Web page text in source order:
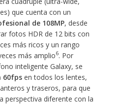
que cuenta con un
de 108MP, desde
fotos HDR de 12 bits con
más ricos y un rango
más amplio6. Por
inteligente Galaxy, se
60fpsen todos los lentes,
y traseros, para que
perspectiva diferente con la